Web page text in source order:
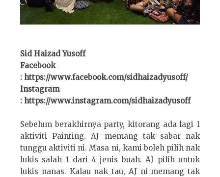
Sid Haizad Yusoff
Facebook
: https://www.facebook.com/sidhaizadyusoff/
Instagram
: https://www.instagram.com/sidhaizadyusoff
Sebelum berakhirnya party, kitorang ada lagi 1
aktiviti Painting. AJ memang tak sabar nak
tunggu aktiviti ni. Masa ni, kami boleh pilih nak
lukis salah 1 dari 4 jenis buah. AJ pilih untuk
lukis nanas. Kalau nak tau, AJ ni memang tak